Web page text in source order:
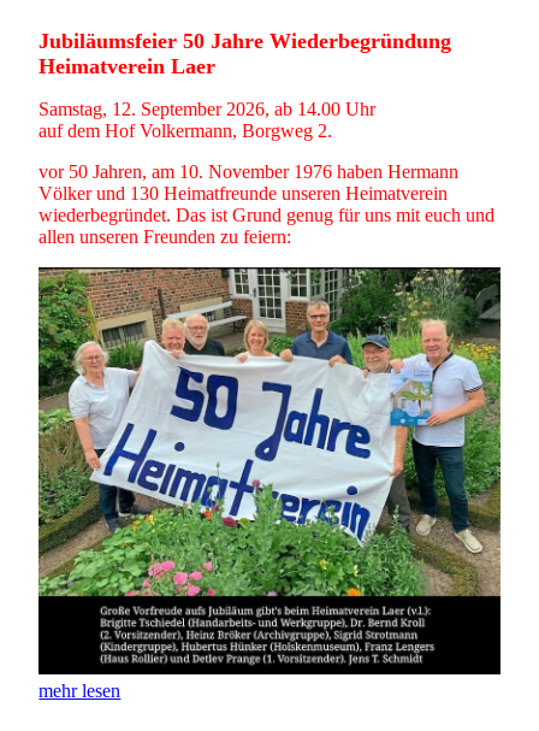
Jubiläumsfeier 50 Jahre Wiederbegründung
Heimatverein Laer
Samstag, 12. September 2026, ab 14.00 Uhr
auf dem Hof Volkermann, Borgweg 2.
vor 50 Jahren, am 10. November 1976 haben Hermann
Völker und 130 Heimatfreunde unseren Heimatverein
wiederbegründet. Das ist Grund genug für uns mit euch und
allen unseren Freunden zu feiern:
mehr lesen